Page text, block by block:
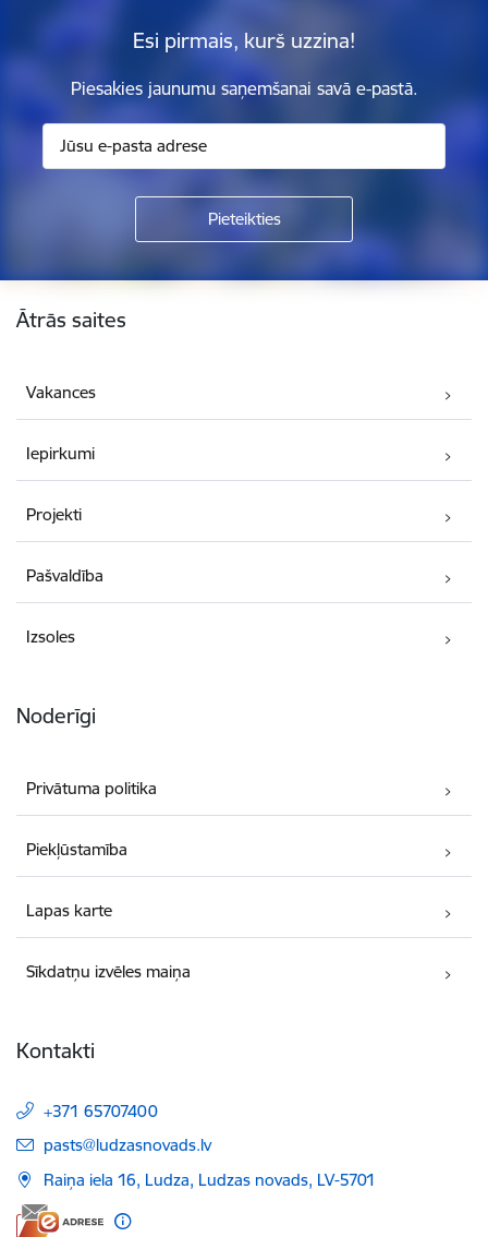
Esi pirmais, kurš uzzina!
Piesakies jaunumu saņemšanai savā e-pastā.
Kājene
Ātrās saites
Vakances
Iepirkumi
Projekti
Pašvaldība
Izsoles
Noderīgi
Privātuma politika
Piekļūstamība
Lapas karte
Sīkdatņu izvēles maiņa
Kontakti
+371 65707400
E-pasts:
pasts@ludzasnovads.lv
Raiņa iela 16, Ludza, Ludzas novads, LV-5701